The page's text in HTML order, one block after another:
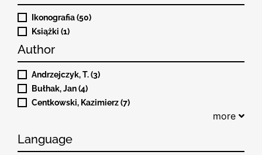
Ikonografia (50)
Książki (1)
Author
Andrzejczyk, T. (3)
Bułhak, Jan (4)
Centkowski, Kazimierz (7)
more
Language